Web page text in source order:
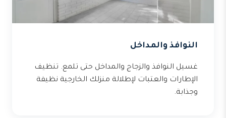
النوافذ والمداخل
غسيل النوافذ والزجاج والمداخل حتى تلمع. تنظيف
الإطارات والعتبات لإطلالة منزلك الخارجية نظيفة
وجذابة.